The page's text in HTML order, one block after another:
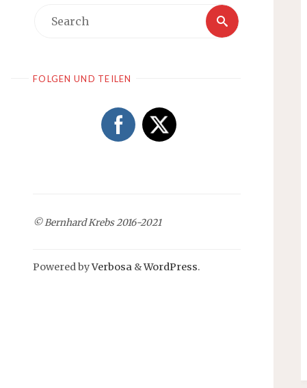
Search
FOLGEN UND TEILEN
© Bernhard Krebs 2016-2021
Powered byVerbosa &WordPress.